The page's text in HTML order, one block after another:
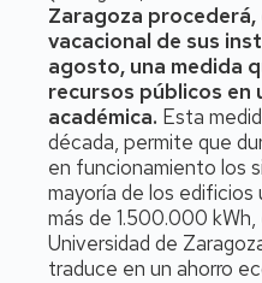
Zaragoza procederá,
vacacional de sus
agosto, una medida
recursos públicos en
académica. Esta
década, permite que
en funcionamiento los
mayoría de los
más de 1.500.000
Universidad de
traduce en un ahorro